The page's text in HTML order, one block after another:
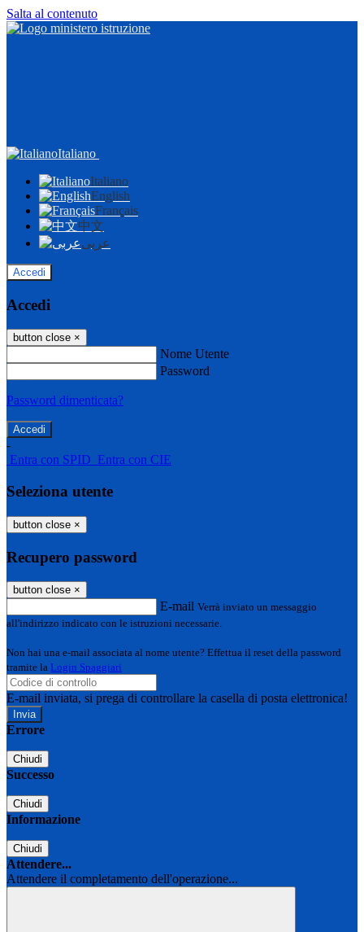
Salta al contenuto
Italiano
Italiano
English
Français
中文
عربى
Accedi
Accedi
button close ×
Nome Utente
Password
Password dimenticata?
-
Entra con SPID Entra con CIE
Seleziona utente
button close ×
Recupero password
button close ×
E-mail Verrà inviato un messaggio
all'indirizzo indicato con le istruzioni necessarie.
Non hai una e-mail associata al nome utente? Effettua il reset della password
tramite la Login Spaggiari
E-mail inviata, si prega di controllare la casella di posta elettronica!
Errore
Chiudi
Successo
Chiudi
Informazione
Chiudi
Attendere...
Attendere il completamento dell'operazione...